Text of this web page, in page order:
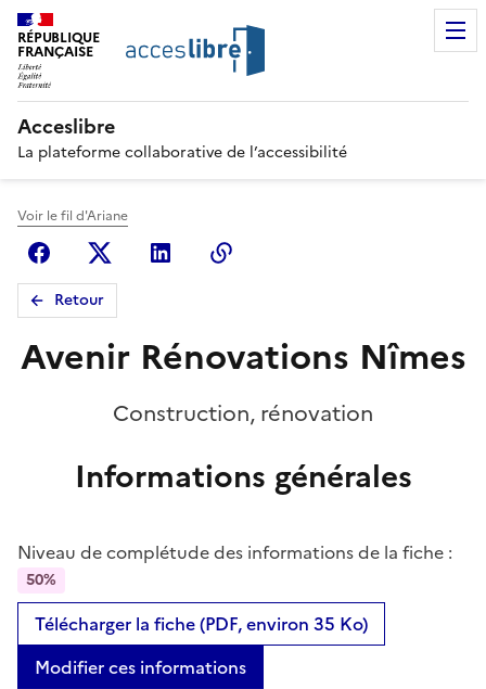
RÉPUBLIQUE
FRANÇAISE
Acceslibre
La plateforme collaborative de l’accessibilité
Voir le fil d'Ariane
FacebookX (anciennement Twitter)
Linkedin
Retour
Avenir Rénovations Nîmes
Construction, rénovation
Informations générales
Niveau de complétude des informations de la fiche :
50%
Télécharger la fiche (PDF, environ 35 Ko)
Modifier ces informations